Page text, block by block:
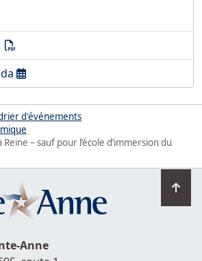
2025-2026
2025-2026
(PDF)
2025-2026
d'événements
– sauf pour l’école d’immersion du
en
Anne